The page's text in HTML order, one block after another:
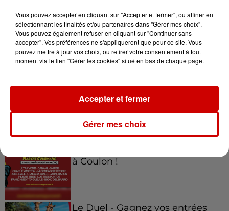
Jeux Voir plus
Morlaix !
Gagnez vos places pour le
à Coulon !
Le Duel - Gagnez vos entrées
Vous pouvez accepter en cliquant sur "Accepter et fermer", ou affiner en
sélectionnant les finalités et/ou partenaires dans "Gérer mes choix".
Vous pouvez également refuser en cliquant sur "Continuer sans
accepter". Vos préférences ne s'appliqueront que pour ce site. Vous
pouvez mettre à jour vos choix, ou retirer votre consentement à tout
moment via le lien "Gérer les cookies" situé en bas de chaque page.
Gérer mes choix
Accepter et fermer